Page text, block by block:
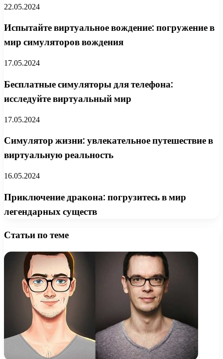
22.05.2024
Испытайте виртуальное вождение: погружение в
мир симуляторов вождения
17.05.2024
Бесплатные симуляторы для телефона:
исследуйте виртуальный мир
17.05.2024
Симулятор жизни: увлекательное путешествие в
виртуальную реальность
16.05.2024
Приключение дракона: погрузитесь в мир
легендарных существ
Статьи по теме